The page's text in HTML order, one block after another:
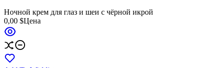
Ночной крем для глаз и шеи с чёрной икрой
0,00 $Цена